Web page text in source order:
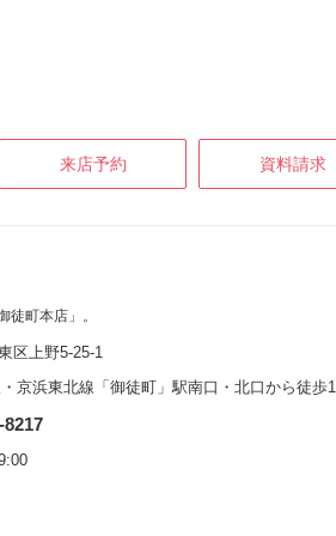
来店予約 資料請求
町本店」。
区上野5-25-1
京浜東北線「御徒町」駅南口・北口から徒歩
8217